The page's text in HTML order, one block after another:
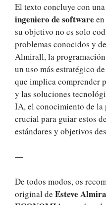
El texto concluye con
ingeniero de software
su objetivo no es solo
problemas conocidos y
Almirall, la programación
un uso más estratégico
que implica comprender
y las soluciones
IA, el conocimiento de la
crucial para guiar estos
estándares y objetivos
—
De todos modos, os
original de Esteve